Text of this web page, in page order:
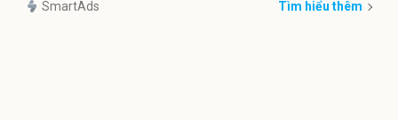
SmartAds Tìm hiểu thêm